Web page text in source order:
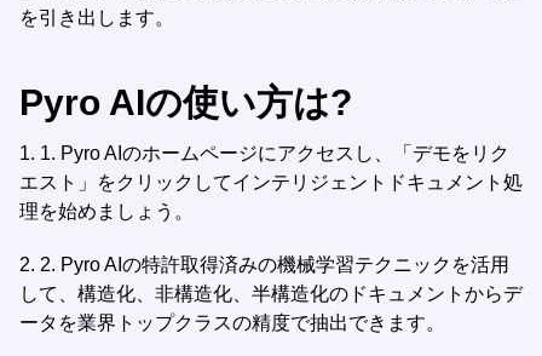
を引き出します。
Pyro AIの使い方は?
1. 1. Pyro AIのホームページにアクセスし、「デモをリク
エスト」をクリックしてインテリジェントドキュメント処
理を始めましょう。
2. 2. Pyro AIの特許取得済みの機械学習テクニックを活用
して、構造化、非構造化、半構造化のドキュメントからデ
ータを業界トップクラスの精度で抽出できます。